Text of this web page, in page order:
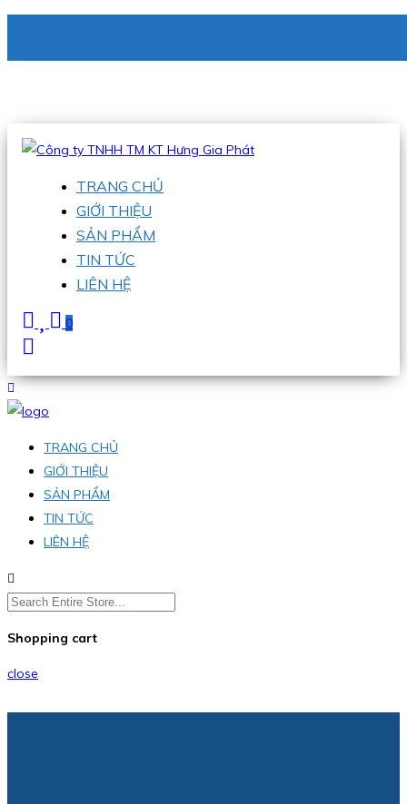
Hotline:0938 336 079
TRANG CHỦ
GIỚI THIỆU
SẢN PHẨM
TIN TỨC
LIÊN HỆ
0
TRANG CHỦ
GIỚI THIỆU
SẢN PHẨM
TIN TỨC
LIÊN HỆ
Shopping cart
close